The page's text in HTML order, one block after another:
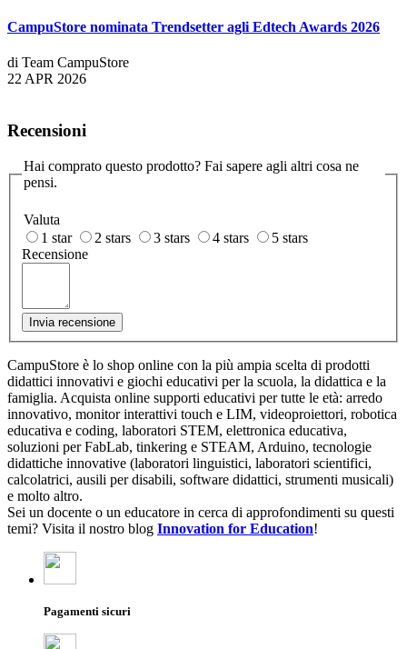
CampuStore nominata Trendsetter agli Edtech Awards 2026
di Team CampuStore
22 APR 2026
Recensioni
Hai comprato questo prodotto? Fai sapere agli altri cosa ne
pensi.
Valuta
1 star
2 stars 3 stars 4 stars
5 stars
Recensione
Invia recensione
CampuStore è lo shop online con la più ampia scelta di prodotti
didattici innovativi e giochi educativi per la scuola, la didattica e la
famiglia. Acquista online supporti educativi per tutte le età: arredo
innovativo, monitor interattivi touch e LIM, videoproiettori, robotica
educativa e coding, laboratori STEM, elettronica educativa,
soluzioni per FabLab, tinkering e STEAM, Arduino, tecnologie
didattiche innovative (laboratori linguistici, laboratori scientifici,
calcolatrici, ausili per disabili, software didattici, strumenti musicali)
e molto altro.
Sei un docente o un educatore in cerca di approfondimenti su questi
temi? Visita il nostro blog Innovation for Education!
Pagamenti sicuri